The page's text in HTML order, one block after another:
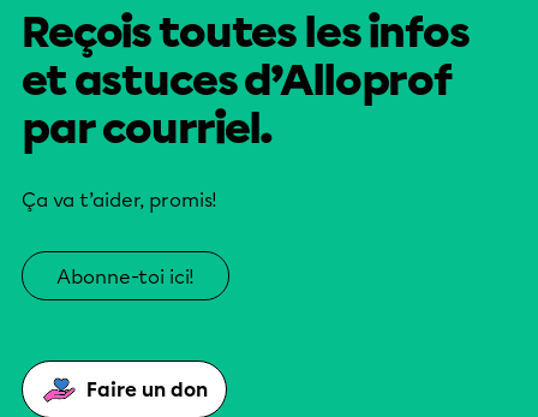
Reçois toutes les infos
et astuces d’Alloprof
par courriel.
Ça va t’aider, promis!
Abonne-toi ici!
Faire un don